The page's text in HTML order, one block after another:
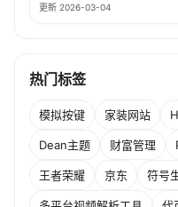
更新 2026-03-04
热门标签
模拟按键 家装网站
Dean主题 财富管理
王者荣耀 京东 符号